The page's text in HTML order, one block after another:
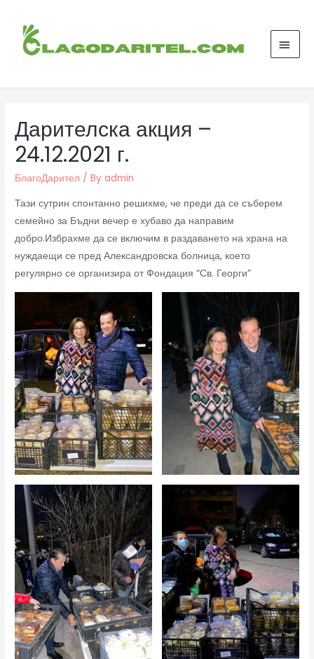
Дарителска акция –
24.12.2021 г.
БлагоДарител / By admin
Тази сутрин спонтанно решихме, че преди да се съберем
семейно за Бъдни вечер е хубаво да направим
добро.Избрахме да се включим в раздаването на храна на
нуждаещи се пред Александровска болница, което
регулярно се организира от Фондация “Св. Георги”